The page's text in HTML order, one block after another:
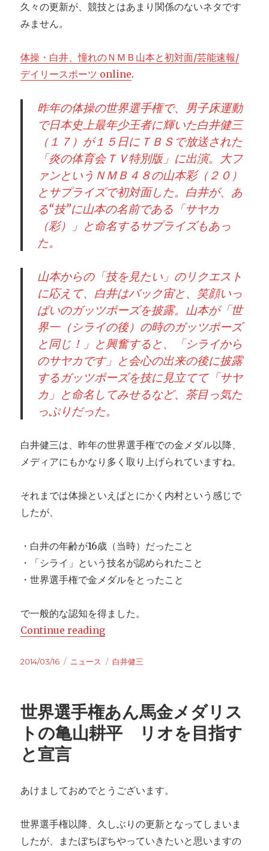
久々の更新が、競技とはあまり関係のないネタです
みません。
体操・白井、憧れのＮＭＢ山本と初対面/芸能速報/
デイリースポーツ online.
昨年の体操の世界選手権で、男子床運動
で日本史上最年少王者に輝いた白井健三
（１７）が１５日にＴＢＳで放送された
「炎の体育会ＴＶ特別版」に出演。大フ
ァンというＮＭＢ４８の山本彩（２０）
とサプライズで初対面した。白井が、あ
る“技”に山本の名前である「サヤカ
（彩）」と命名するサプライズもあっ
た。
山本からの「技を見たい」のリクエスト
に応えて、白井はバック宙と、笑顔いっ
ぱいのガッツポーズを披露。山本が「世
界一（シライの後）の時のガッツポーズ
と同じ！」と興奮すると、「シライから
のサヤカです」と会心の出来の後に披露
するガッツポーズを技に見立てて「サヤ
カ」と命名してみせるなど、茶目っ気た
っぷりだった。
白井健三は、昨年の世界選手権での金メダル以降、
メディアにもかなり多く取り上げられていますね。
それまでは体操といえばとにかく内村という感じで
したが、
・白井の年齢が16歳（当時）だったこと
・「シライ」という技名が認められたこと
・世界選手権で金メダルをとったこと
で一般的な認知を得ました。
Continue reading
Posted
2014/03/16 Categories
ニュース Tags
白井健三
世界選手権あん馬金メダリス
トの亀山耕平 リオを目指す
と宣言
あけましておめでとうございます。
世界選手権以降、久しぶりの更新となってしまいま
したが、またぼちぼちやっていきたいと思いますの